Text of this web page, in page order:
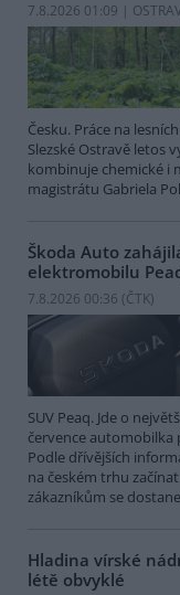
7.8.2026 01:09 |
Česku. Práce na
Slezské Ostravě letos
kombinuje chemické i
magistrátu Gabriela
Škoda Auto
elektromobilu
7.8.2026 00:36 (ČTK)
SUV Peaq. Jde o
července automobilka
Podle dřívějších
na českém trhu
zákazníkům se
Hladina vírské
létě obvyklé